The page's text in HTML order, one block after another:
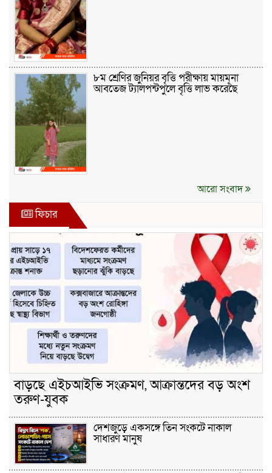
৮ম শ্রেণির জুনিয়র বৃত্তি পরীক্ষায় মায়মূনা
আবতেজ ট্যালপন্টপুলে বৃত্তি লাভ করেছে
আরো সংবাদ
ফিচার
বাড়ছে এইচআইভি সংক্রমণ, আক্রান্তদের বড় অংশ
তরুণ-যুবক
দেশজুড়ে একসঙ্গে তিন সংকটে নাকাল
সাধারণ মানুষ